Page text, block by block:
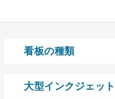
看板の種類
大型インクジェッ